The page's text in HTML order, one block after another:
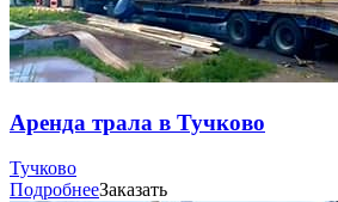
Аренда трала в Тучково
Тучково
ПодробнееЗаказать